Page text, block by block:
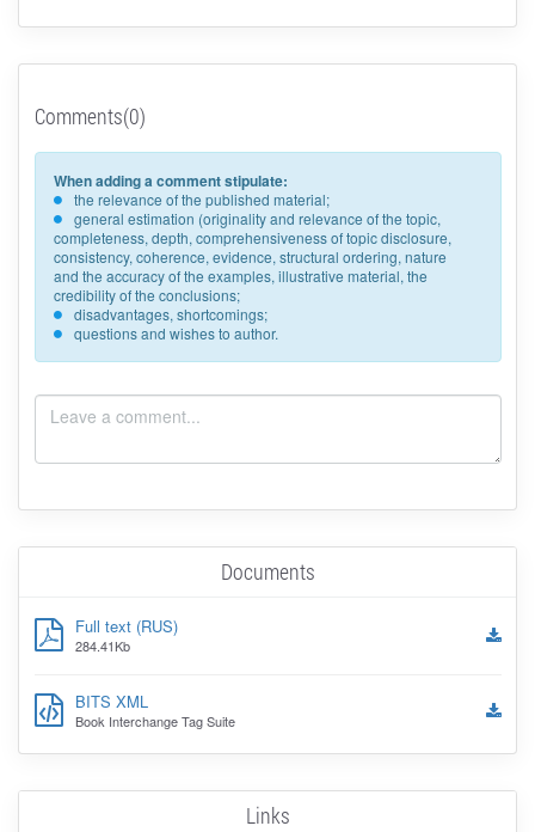
Comments(0)
When adding a comment stipulate:
the relevance of the published material;
general estimation (originality and relevance of the topic,
completeness, depth, comprehensiveness of topic disclosure,
consistency, coherence, evidence, structural ordering, nature
and the accuracy of the examples, illustrative material, the
credibility of the conclusions;
disadvantages, shortcomings;
questions and wishes to author.
Documents
Full text (RUS)
284.41Kb
BITS XML
Book Interchange Tag Suite
Links